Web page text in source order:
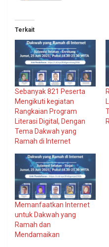
Terkait
Sebanyak 821 Peserta
Mengikuti kegiatan
Rangkaian Program
Literasi Digital, Dengan
Tema Dakwah yang
Ramah di Internet
Memanfaatkan Internet
untuk Dakwah yang
Ramah dan
Mendamaikan